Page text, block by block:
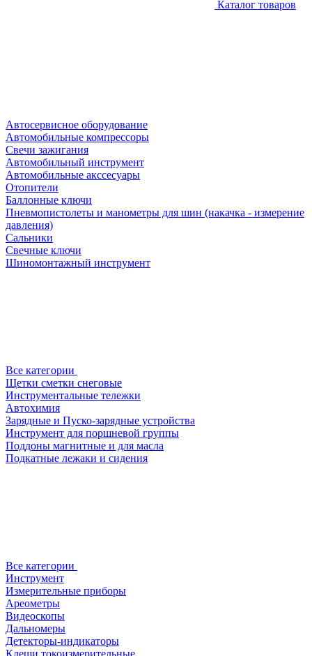
Каталог товаров
Автосервисное оборудование
Автомобильные компрессоры
Свечи зажигания
Автомобильный инструмент
Автомобильные акссесуары
Отопители
Баллонные ключи
Пневмопистолеты и манометры для шин (накачка - измерение
давления)
Сальники
Свечные ключи
Шиномонтажный инструмент
Все категории
Щетки сметки снеговые
Инструментальные тележки
Автохимия
Зарядные и Пуско-зарядные устройства
Инструмент для поршневой группы
Поддоны магнитные и для масла
Подкатные лежаки и сидения
Все категории
Инструмент
Измерительные приборы
Ареометры
Видеоскопы
Дальномеры
Детекторы-индикаторы
Клещи токоизмерительные